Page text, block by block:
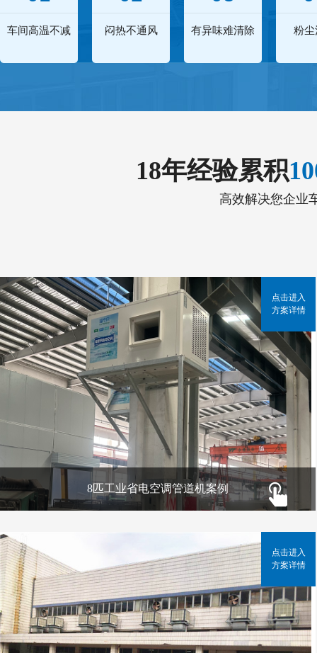
车间高温不减 闷热不通风 有异味难清除 粉尘
18年经验累积
高效解决您企业
8匹工业省电空调管道机案例
点击进入
方案详情
点击进入
方案详情